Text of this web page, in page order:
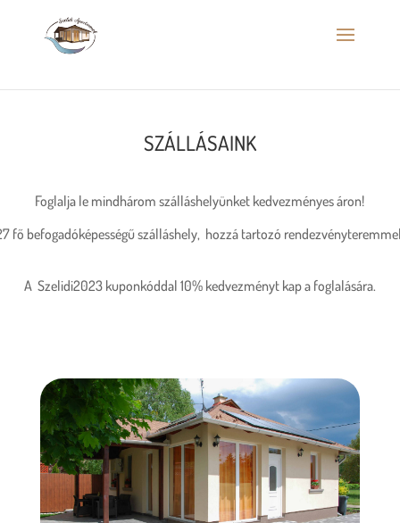
SZÁLLÁSAINK
Foglalja le mindhárom szálláshelyünket kedvezményes áron!
fő befogadóképességű szálláshely, hozzá tartozó
A Szelidi2023 kuponkóddal 10% kedvezményt kap a foglalására.